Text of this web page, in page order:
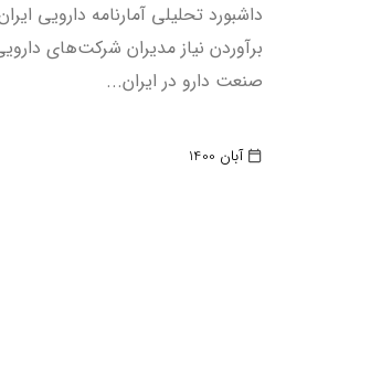
برآوردن نیاز مدیران شرکت‌های
صنعت دارو در ایران...
آبان 1400